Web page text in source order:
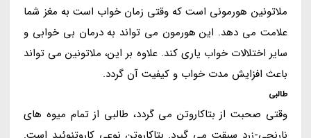
ملاتونین هورمونی است که وقتی زمان خواب است به مغز شما
علامت می دهد. این هورمون می تواند به درمان بی خوابی و
سایر اختلالات خواب یاری کند. علاوه بر این، ملاتونین می تواند
باعث افزایش مدت خواب و کیفیت آن گردد.
طالبی
وقتی صحبت از بتاکاروتن می گردد، طالبی از تمام میوه های